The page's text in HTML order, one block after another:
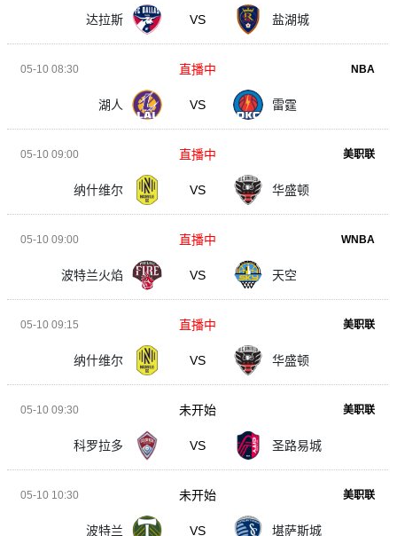
达拉斯 VS 盐湖城
05-10 08:30 NBA
湖人 VS 雷霆
直播中
05-10 09:00 美职联
纳什维尔 VS 华盛顿
直播中
05-10 09:00 WNBA
波特兰火焰 VS 天空
直播中
05-10 09:15 美职联
纳什维尔 VS 华盛顿
直播中
05-10 09:30 美职联
科罗拉多 VS 圣路易城
未开始
05-10 10:30 美职联
波特兰 VS 堪萨斯城
未开始